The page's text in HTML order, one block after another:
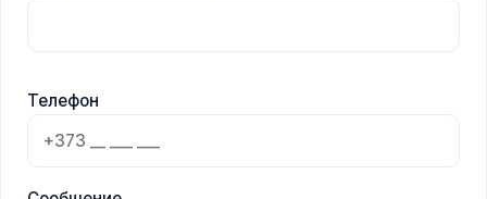
Телефон